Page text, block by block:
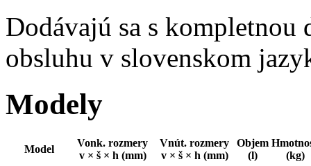
Dodávajú sa s kompletnou
obsluhu v slovenskom
Modely
Model
Vonk. rozmery
v × š × h (mm)
Vnút. rozmery
v × š × h (mm)
Objem
(l)
(kg)